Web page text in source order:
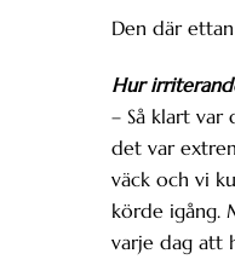
Den där
Hur
– Så klart
det var
väck och vi
körde igång.
varje dag att